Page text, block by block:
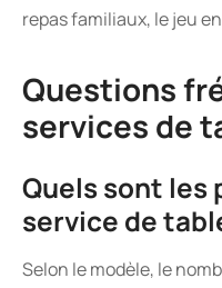
repas familiaux, le jeu
Questions
services de
Quels sont les
service de
Selon le modèle, le